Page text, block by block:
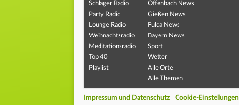
Schlager Radio
Party Radio
Lounge Radio
Weihnachtsradio
Meditationsradio
Top 40
Playlist
Offenbach News
Gießen News
Fulda News
Bayern News
Sport
Wetter
Alle Orte
Alle Themen
Impressum und Datenschutz Cookie-Einstellungen